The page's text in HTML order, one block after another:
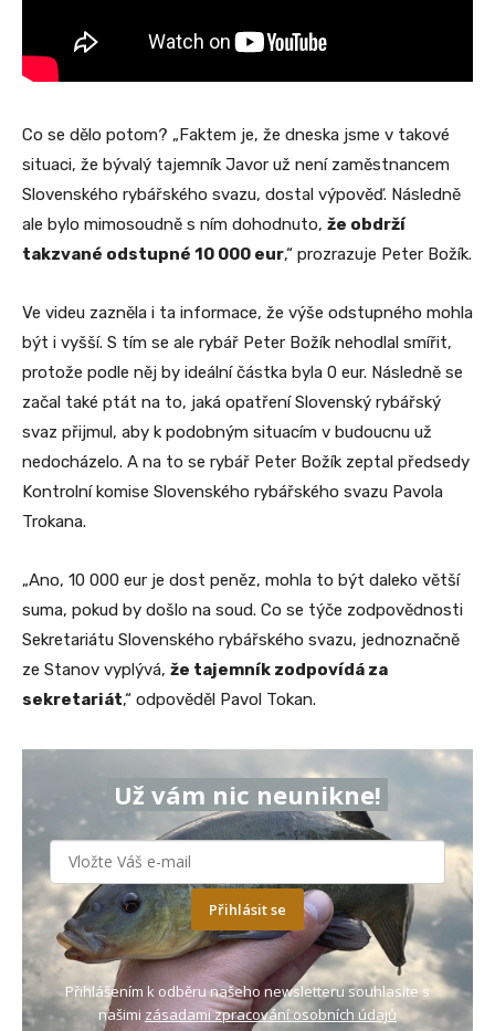
Co se dělo potom? „Faktem je, že dneska jsme v takové
situaci, že bývalý tajemník Javor už není zaměstnancem
Slovenského rybářského svazu, dostal výpověď. Následně
ale bylo mimosoudně s ním dohodnuto, že obdrží
takzvané odstupné 10 000 eur,“ prozrazuje Peter Božík.
Ve videu zazněla i ta informace, že výše odstupného mohla
být i vyšší. S tím se ale rybář Peter Božík nehodlal smířit,
protože podle něj by ideální částka byla 0 eur. Následně se
začal také ptát na to, jaká opatření Slovenský rybářský
svaz přijmul, aby k podobným situacím v budoucnu už
nedocházelo. A na to se rybář Peter Božík zeptal předsedy
Kontrolní komise Slovenského rybářského svazu Pavola
Trokana.
„Ano, 10 000 eur je dost peněz, mohla to být daleko větší
suma, pokud by došlo na soud. Co se týče zodpovědnosti
Sekretariátu Slovenského rybářského svazu, jednoznačně
ze Stanov vyplývá, že tajemník zodpovídá za
sekretariát,“ odpověděl Pavol Tokan.
Už vám nic neunikne!
Přihlásit se
Přihlášením k odběru našeho newsletteru souhlasíte s
našimi zásadami zpracování osobních údajů